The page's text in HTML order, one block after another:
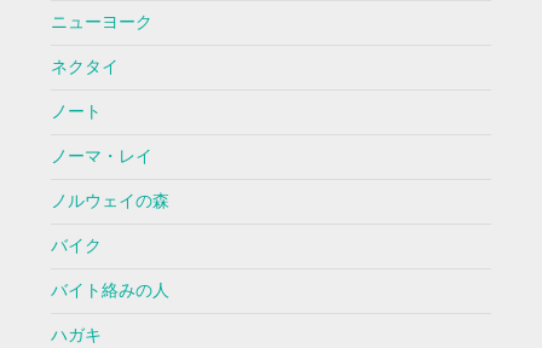
ニューヨーク
ネクタイ
ノート
ノーマ・レイ
ノルウェイの森
バイク
バイト絡みの人
ハガキ